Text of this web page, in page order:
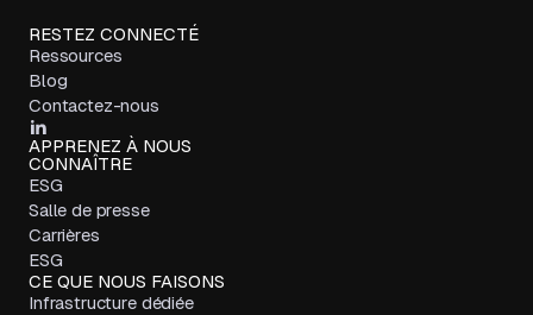
RESTEZ CONNECTÉ
Ressources
Blog
Contactez-nous
APPRENEZ À NOUS
CONNAÎTRE
ESG
Salle de presse
Carrières
ESG
CE QUE NOUS FAISONS
Infrastructure dédiée